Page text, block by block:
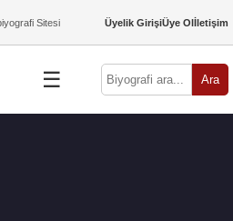
Sitesi Üyelik GirişiÜye Olİletişim
☰ Ara